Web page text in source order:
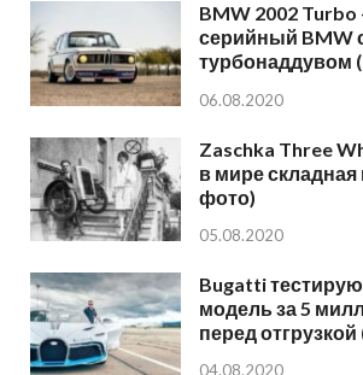
BMW 2002
серийный BMW
турбонаддувом
06.08.2020
Zaschka Three
в мире
фото)
05.08.2020
Bugatti
модель за 5
перед отгрузкой
04.08.2020